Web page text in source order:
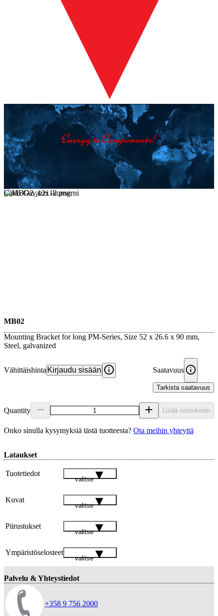
Carlo Gavazzi -konserni
MB02
Mounting Bracket for long PM-Series, Size 52 x 26.6 x 90 mm,
Steel, galvanized
Vähittäishinta Kirjaudu sisään Saatavuus
Tarkista saatavuus
Quantity Lisää ostoskoriin
Onko sinulla kysymyksiä tästä tuotteesta? Ota meihin yhteyttä
Lataukset
Tuotetiedot
valitse
Kuvat
valitse
Piirustukset
valitse
Ympäristöselosteet
valitse
Palvelu & Yhteystiedot
+358 9 756 2000